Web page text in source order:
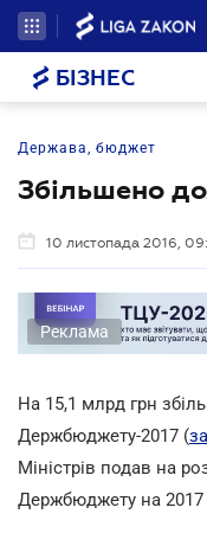
БІЗНЕС
Держава, бюджет
Збільшено
10 листопада 2016,
Реклама
На 15,1 млрд грн
Держбюджету-2017 (
Міністрів подав на
Держбюджету на 2017